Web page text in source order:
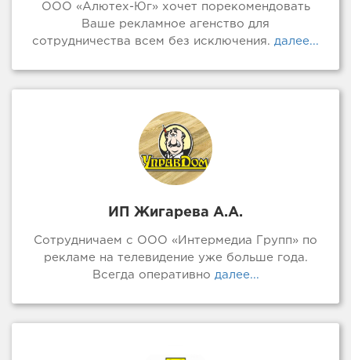
ООО «Алютех-Юг» хочет порекомендовать
Ваше рекламное агенство для
сотрудничества всем без исключения. далее...
ИП Жигарева А.А.
Сотрудничаем с ООО «Интермедиа Групп» по
рекламе на телевидение уже больше года.
Всегда оперативно далее...